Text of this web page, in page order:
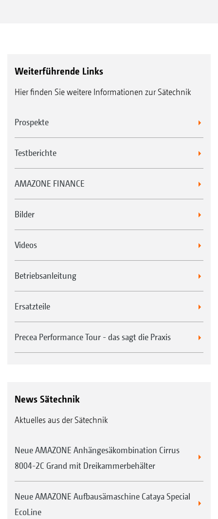
Weiterführende Links
Hier finden Sie weitere Informationen zur Sätechnik
Prospekte
Testberichte
AMAZONE FINANCE
Bilder
Videos
Betriebsanleitung
Ersatzteile
Precea Performance Tour - das sagt die Praxis
News Sätechnik
Aktuelles aus der Sätechnik
Neue AMAZONE Anhängesäkombination Cirrus
8004-2C Grand mit Dreikammerbehälter
Neue AMAZONE Aufbausämaschine Cataya Special
EcoLine